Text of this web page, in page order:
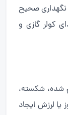
نگهداری صحیح
کولر گازی و
شده، شکسته،
لرزش ایجاد